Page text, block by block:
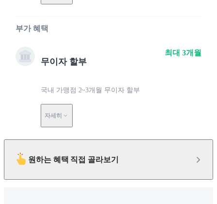
부가 혜택
무이자 할부
국내 가맹점 2~3개월 무이자 할부
자세히
최대 3개월
원하는 혜택 직접 골라보기